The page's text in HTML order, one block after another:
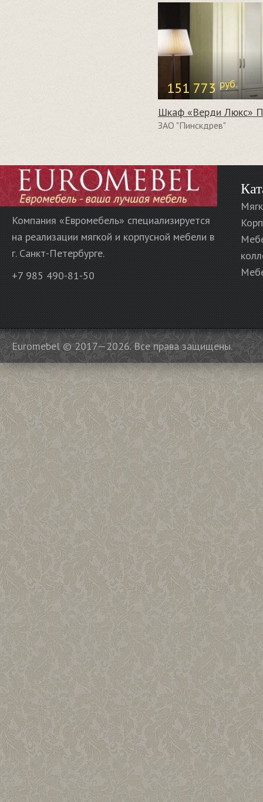
151 773руб.
ЗАО "Пинскдрев"
Компания «Евромебель» специализируется
на реализации мягкой и корпусной мебели в
г. Санкт-Петербурге.
+7 985 490-81-50
Euromebel © 2017—2026. Все права защищены.